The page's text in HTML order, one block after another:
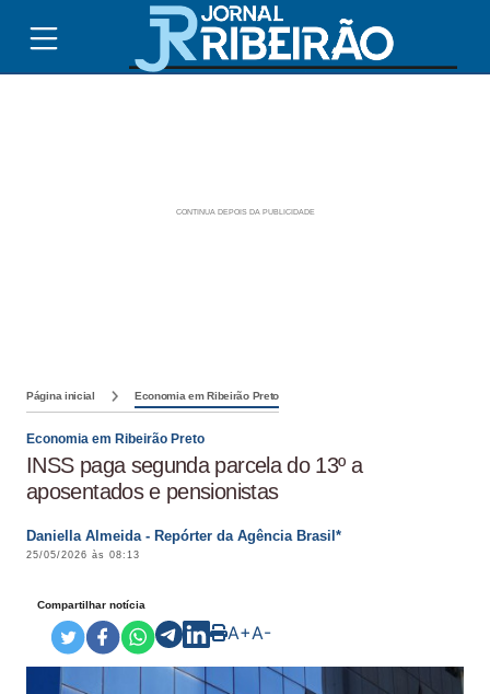
Página inicial Economia em Ribeirão Preto
Economia em Ribeirão Preto
INSS paga segunda parcela do 13º a
aposentados e pensionistas
Daniella Almeida - Repórter da Agência Brasil*
25/05/2026 às 08:13
Compartilhar notícia
A+A-